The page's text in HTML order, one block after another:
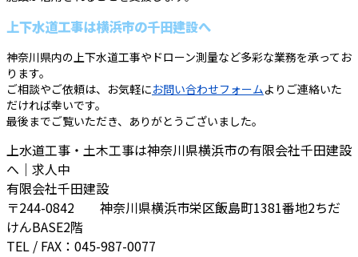
上下水道工事は横浜市の千田建設へ
神奈川県内の上下水道工事やドローン測量など多彩な業務を承ってお
ります。
ご相談やご依頼は、お気軽にお問い合わせフォームよりご連絡いた
だければ幸いです。
最後までご覧いただき、ありがとうございました。
上水道工事・土木工事は神奈川県横浜市の有限会社千田建設
へ｜求人中
有限会社千田建設
〒244-0842 神奈川県横浜市栄区飯島町1381番地2ちだ
けんBASE2階
TEL / FAX：045-987-0077